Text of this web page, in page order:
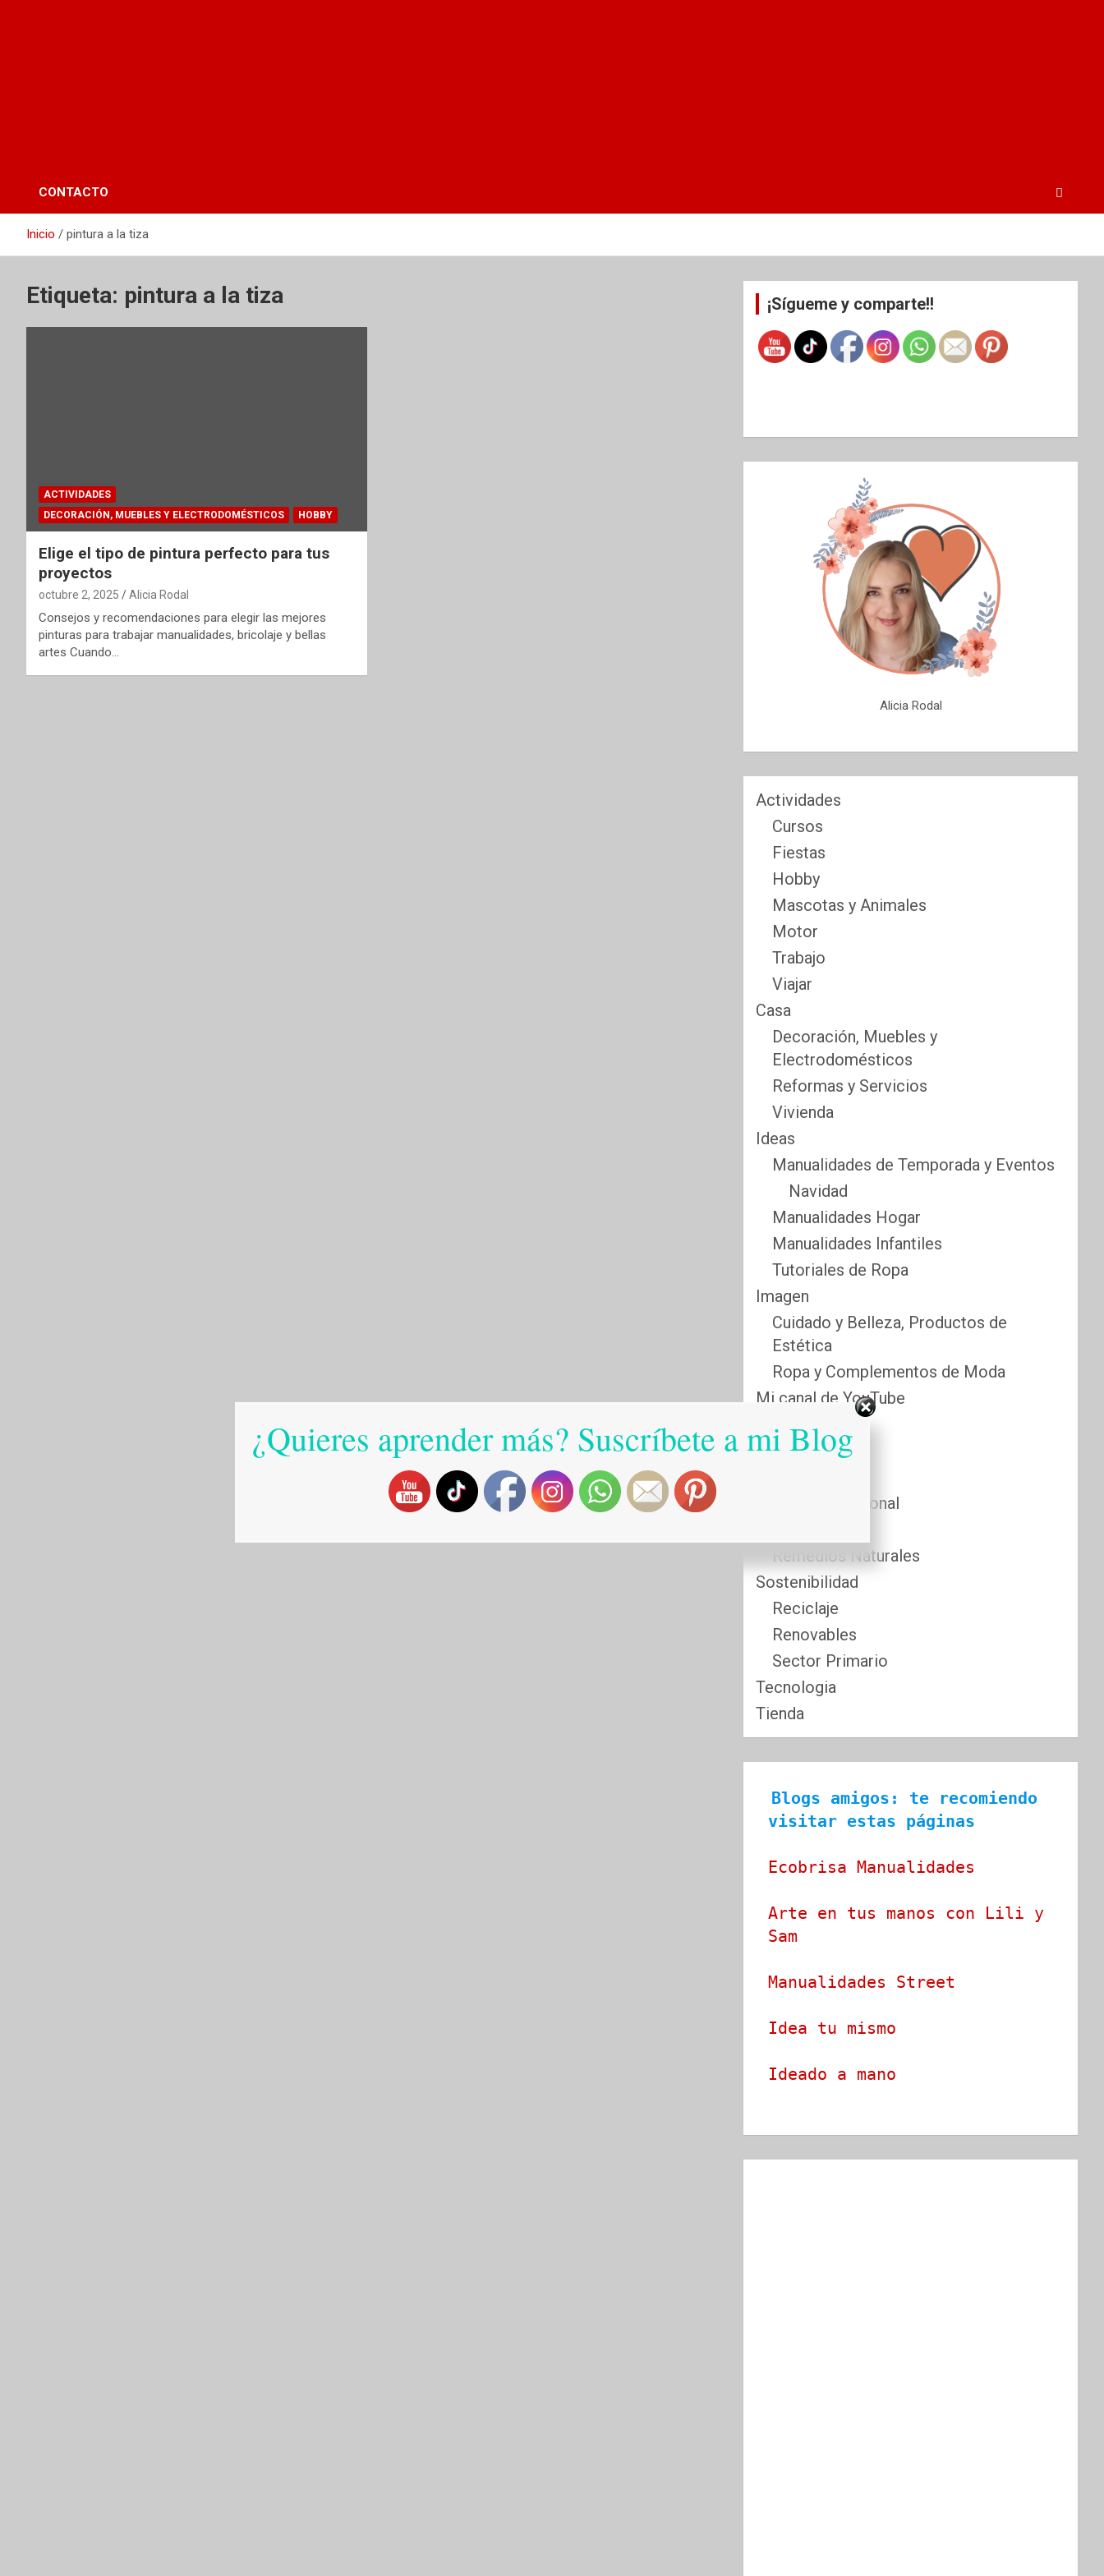
CONTACTO
Inicio pintura a la tiza
Etiqueta: pintura a la tiza
ACTIVIDADES
DECORACIÓN, MUEBLES Y ELECTRODOMÉSTICOS
HOBBY
Elige el tipo de pintura perfecto para tus
proyectos
octubre 2, 2025 Alicia Rodal
Consejos y recomendaciones para elegir las mejores
pinturas para trabajar manualidades, bricolaje y bellas
artes Cuando…
¡Sígueme y comparte!!
Alicia Rodal
Actividades
Cursos
Fiestas
Hobby
Mascotas y Animales
Motor
Trabajo
Viajar
Casa
Decoración, Muebles y
Electrodomésticos
Reformas y Servicios
Vivienda
Ideas
Manualidades de Temporada y Eventos
Navidad
Manualidades Hogar
Manualidades Infantiles
Tutoriales de Ropa
Imagen
Cuidado y Belleza, Productos de
Estética
Ropa y Complementos de Moda
Mi canal de YouTube
Sabias que…
Salud
Cuidado Personal
Remedios Naturales
Sostenibilidad
Reciclaje
Renovables
Sector Primario
Tecnologia
Tienda
Blogs amigos: te recomiendo
visitar estas páginas
Ecobrisa Manualidades
Arte en tus manos con Lili y
Sam
Manualidades Street
Idea tu mismo
Ideado a mano
¿Quieres aprender más? Suscríbete a mi Blog